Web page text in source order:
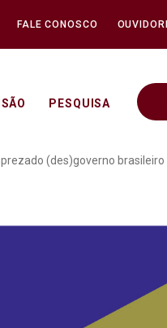
FALE CONOSCO
PESQUISA
(des)governo brasileiro